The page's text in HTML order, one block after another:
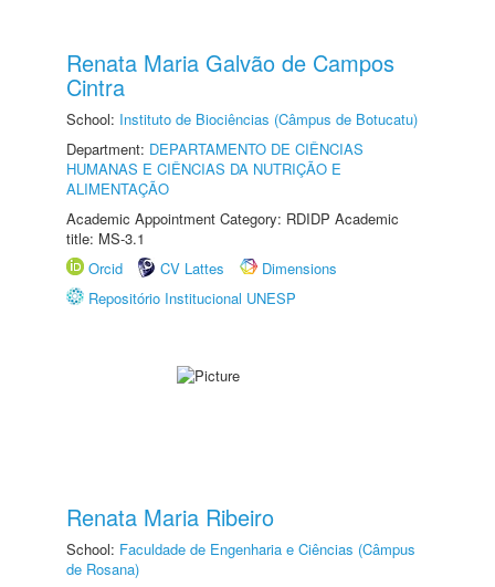
Renata Maria Galvão de Campos
Cintra
School: Instituto de Biociências (Câmpus de Botucatu)
Department: DEPARTAMENTO DE CIÊNCIAS
HUMANAS E CIÊNCIAS DA NUTRIÇÃO E
ALIMENTAÇÃO
Academic Appointment Category: RDIDP Academic
title: MS-3.1
Orcid
CV Lattes
Dimensions
Repositório Institucional UNESP
Renata Maria Ribeiro
School: Faculdade de Engenharia e Ciências (Câmpus
de Rosana)